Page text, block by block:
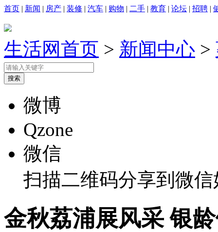
首页 | 新闻 | 房产 | 装修 | 汽车 | 购物 | 二手 | 教育 | 论坛 | 招聘 |
生活网首页 > 新闻中心 >
微博
Qzone
微信
扫描二维码分享到微
金秋荔浦展风采 银